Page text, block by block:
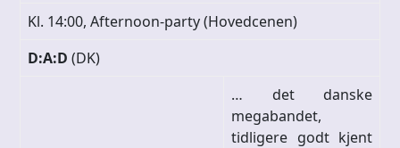
Kl. 14:00, Afternoon-party (Hovedcenen)
D:A:D (DK)
… det danske
megabandet,
tidligere godt kjent